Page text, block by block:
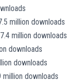
million downloads
million downloads
downloads
downloads
downloads